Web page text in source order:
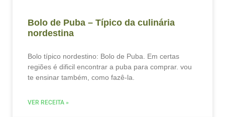
Bolo de Puba – Típico da culinária
nordestina
Bolo típico nordestino: Bolo de Puba. Em certas
regiões é dificil encontrar a puba para comprar. vou
te ensinar também, como fazê-la.
VER RECEITA »